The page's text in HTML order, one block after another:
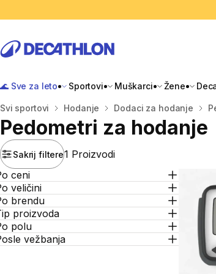
🌊 Sve za leto Sportovi Muškarci Žene
Početna stranica
Svi sportovi Hodanje Dodaci za hodanje
Pedometri za hodanje
Sakrij filtere1 Proizvodi
ceni
veličini
brendu
proizvoda
polu
vežbanja